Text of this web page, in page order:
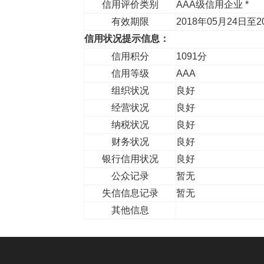
信用评价类别
AAA级信用企业 *
有效期限
2018年05月24日至
信用状况提示信息：
信用积分
1091分
信用等级
AAA
组织状况
良好
经营状况
良好
纳税状况
良好
财务状况
良好
银行信用状况
良好
公众记录
暂无
失信信息记录
暂无
其他信息